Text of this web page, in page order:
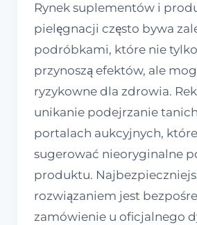
Rynek suplementów i
pielęgnacji często bywa
podróbkami, które nie
przynoszą efektów, ale
ryzykowne dla zdrowia.
unikanie podejrzanie
portalach aukcyjnych,
sugerować nieoryginalne
produktu.
rozwiązaniem jest
zamówienie u oficjalnego